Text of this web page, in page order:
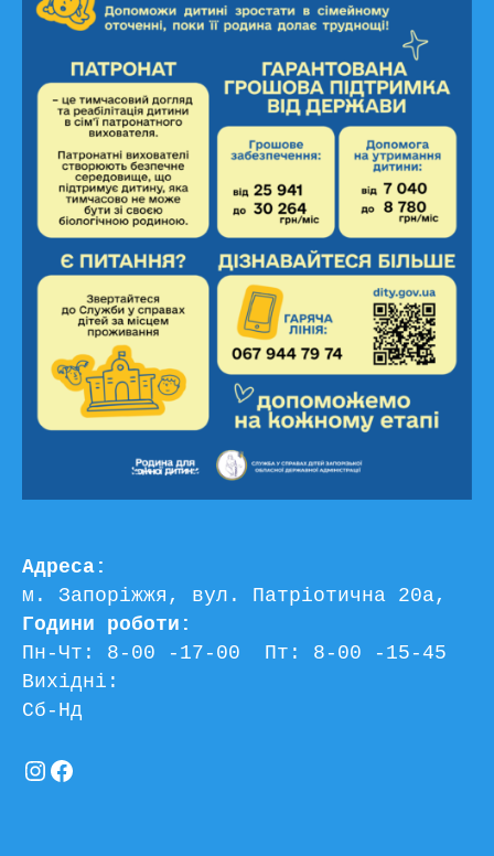
Адреса:
м. Запоріжжя, вул. Патріотична 20а,
Години роботи:
Пн-Чт: 8-00 -17-00  Пт: 8-00 -15-45
Вихідні:
Сб-Нд
Instagram
Facebook